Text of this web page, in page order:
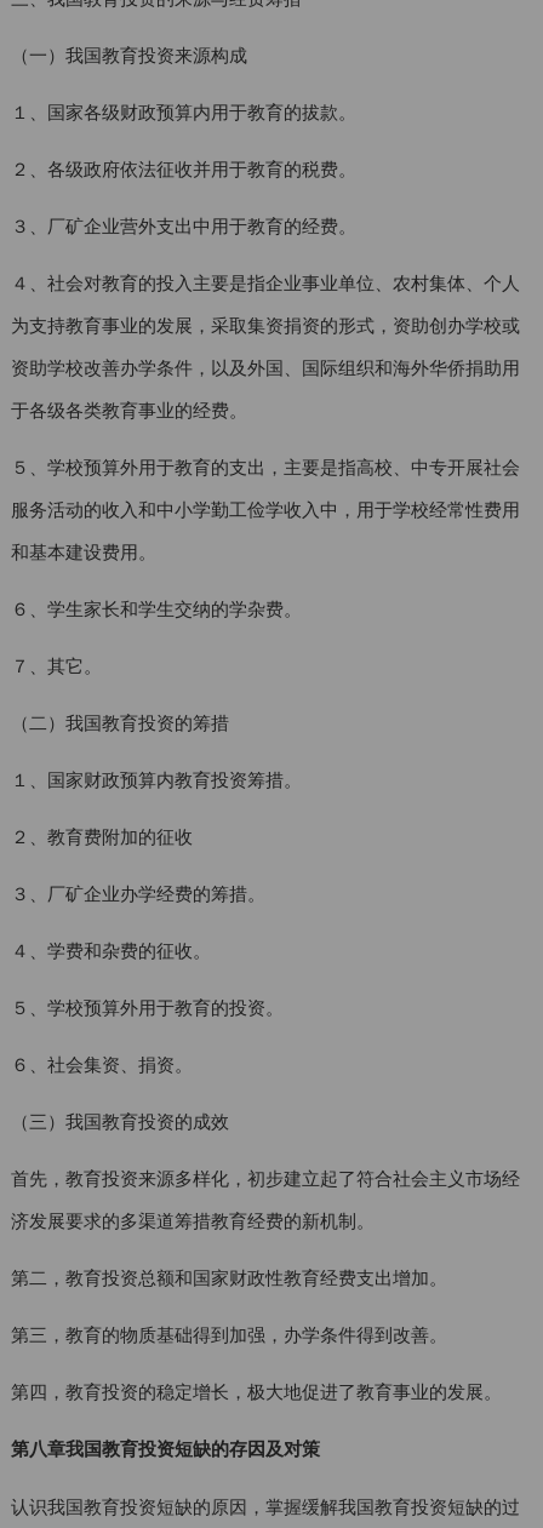
（一）我国教育投资来源构成
１、国家各级财政预算内用于教育的拔款。
２、各级政府依法征收并用于教育的税费。
３、厂矿企业营外支出中用于教育的经费。
４、社会对教育的投入主要是指企业事业单位、农村集体、个人
为支持教育事业的发展，采取集资捐资的形式，资助创办学校或
资助学校改善办学条件，以及外国、国际组织和海外华侨捐助用
于各级各类教育事业的经费。
５、学校预算外用于教育的支出，主要是指高校、中专开展社会
服务活动的收入和中小学勤工俭学收入中，用于学校经常性费用
和基本建设费用。
６、学生家长和学生交纳的学杂费。
７、其它。
（二）我国教育投资的筹措
１、国家财政预算内教育投资筹措。
２、教育费附加的征收
３、厂矿企业办学经费的筹措。
４、学费和杂费的征收。
５、学校预算外用于教育的投资。
６、社会集资、捐资。
（三）我国教育投资的成效
首先，教育投资来源多样化，初步建立起了符合社会主义市场经
济发展要求的多渠道筹措教育经费的新机制。
第二，教育投资总额和国家财政性教育经费支出增加。
第三，教育的物质基础得到加强，办学条件得到改善。
第四，教育投资的稳定增长，极大地促进了教育事业的发展。
第八章我国教育投资短缺的存因及对策
认识我国教育投资短缺的原因，掌握缓解我国教育投资短缺的过